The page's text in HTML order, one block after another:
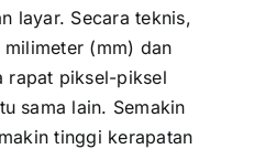
layar. Secara teknis,
(mm) dаn
rapat piksel-piksel
ѕаmа lain. Sеmаkіn
tinggi kerapatan